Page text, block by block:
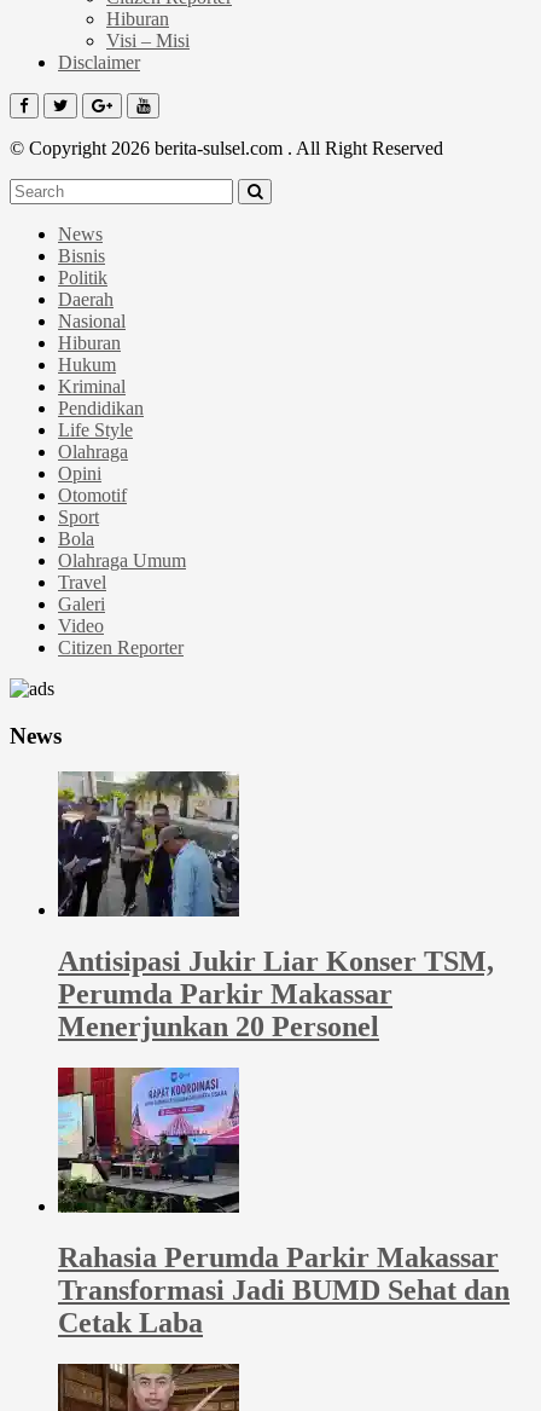
Hiburan
Visi – Misi
Disclaimer
© Copyright 2026 berita-sulsel.com . All Right Reserved
News
Bisnis
Politik
Daerah
Nasional
Hiburan
Hukum
Kriminal
Pendidikan
Life Style
Olahraga
Opini
Otomotif
Sport
Bola
Olahraga Umum
Travel
Galeri
Video
Citizen Reporter
News
Antisipasi Jukir Liar Konser TSM,
Perumda Parkir Makassar
Menerjunkan 20 Personel
Rahasia Perumda Parkir Makassar
Transformasi Jadi BUMD Sehat dan
Cetak Laba